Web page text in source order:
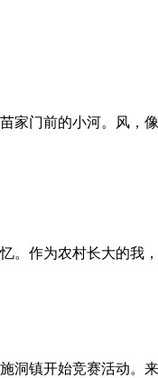
门前的小河。风，
。作为农村长大的我
洞镇开始竞赛活动。